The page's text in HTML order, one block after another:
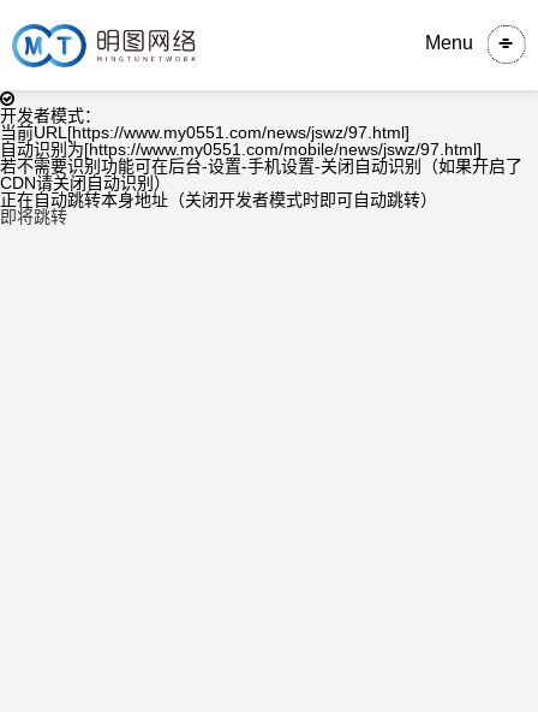
Menu
开发者模式：
当前URL[https://www.my0551.com/news/jswz/97.html]
自动识别为[https://www.my0551.com/mobile/news/jswz/97.html]
若不需要识别功能可在后台-设置-手机设置-关闭自动识别（如果开启了
CDN请关闭自动识别）
正在自动跳转本身地址（关闭开发者模式时即可自动跳转）
即将跳转